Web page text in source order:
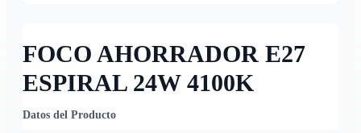
FOCO AHORRADOR E27
ESPIRAL 24W 4100K
Datos del Producto